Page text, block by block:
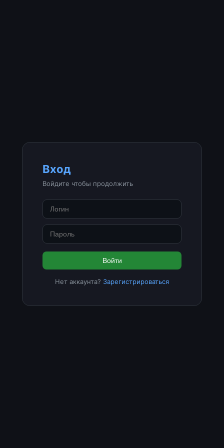
Вход
Войдите чтобы продолжить
Войти
Нет аккаунта? Зарегистрироваться